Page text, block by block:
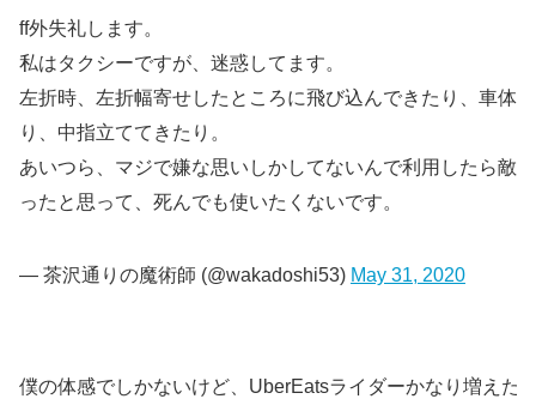
ff外失礼します。
私はタクシーですが、迷惑してます。
左折時、左折幅寄せしたところに飛び込んできたり、車体
り、中指立ててきたり。
あいつら、マジで嫌な思いしかしてないんで利用したら敵
ったと思って、死んでも使いたくないです。
— 茶沢通りの魔術師 (@wakadoshi53) May 31, 2020
僕の体感でしかないけど、UberEatsライダーかなり増えた